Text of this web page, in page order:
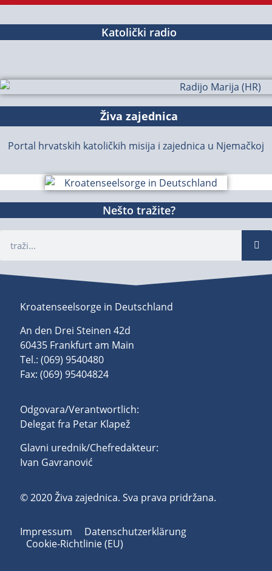
Katolički radio
Živa zajednica
Portal hrvatskih katoličkih misija i zajednica u Njemačkoj
Nešto tražite?
Kroatenseelsorge in Deutschland
An den Drei Steinen 42d
60435 Frankfurt am Main
Tel.: (069) 9540480
Fax: (069) 95404824
Odgovara/Verantwortlich:
Delegat fra Petar Klapež
Glavni urednik/Chefredakteur:
Ivan Gavranović
© 2020 Živa zajednica. Sva prava pridržana.
Impressum
Datenschutzerklärung
Cookie-Richtlinie (EU)